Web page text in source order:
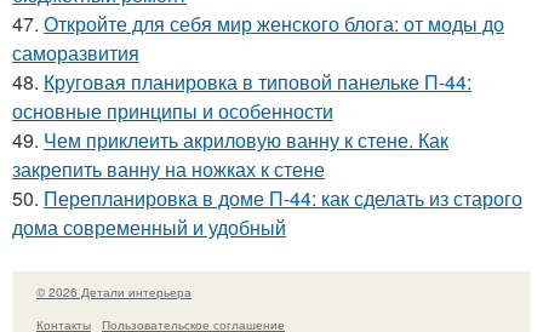
47. Откройте для себя мир женского блога: от моды до
саморазвития
48. Круговая планировка в типовой панельке П-44:
основные принципы и особенности
49. Чем приклеить акриловую ванну к стене. Как
закрепить ванну на ножках к стене
50. Перепланировка в доме П-44: как сделать из старого
дома современный и удобный
© 2026 Детали интерьера
Контакты
Пользовательское соглашение